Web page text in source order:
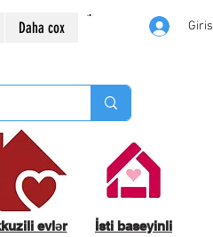
Daha cox Giris
evlər
İsti baseyinli